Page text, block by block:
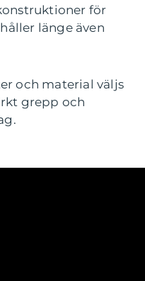
för
länge även
och material väljs
grepp och